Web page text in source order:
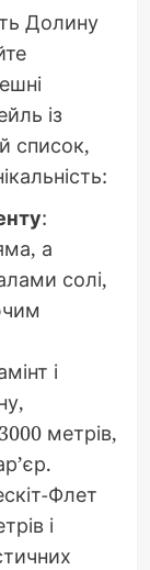
Долину
із
список,
:
а
солі,
і
метрів,
Флет
і